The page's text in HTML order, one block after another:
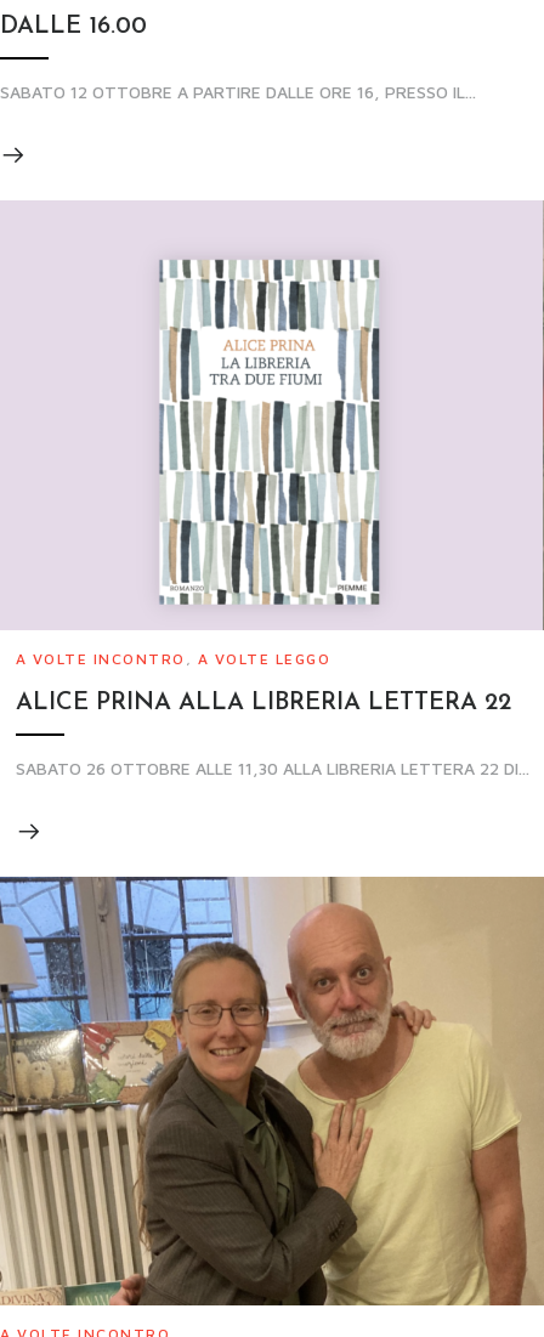
DALLE 16.00
SABATO 12 OTTOBRE A PARTIRE DALLE ORE 16, PRESSO IL...
A VOLTE INCONTRO A VOLTE LEGGO
ALICE PRINA ALLA LIBRERIA LETTERA 22
SABATO 26 OTTOBRE ALLE 11,30 ALLA LIBRERIA LETTERA 22 DI...